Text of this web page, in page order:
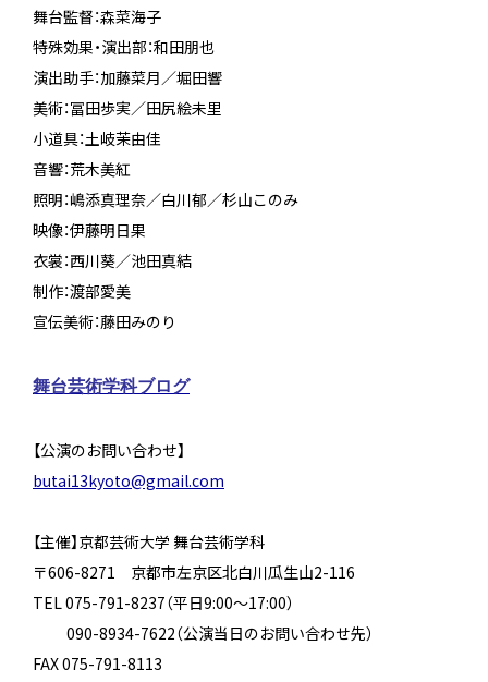
舞台監督：森菜海子
特殊効果・演出部：和田朋也
演出助手：加藤菜月／堀田響
美術：冨田歩実／田尻絵未里
小道具：土岐茉由佳
音響：荒木美紅
照明：嶋添真理奈／白川郁／杉山このみ
映像：伊藤明日果
衣裳：西川葵／池田真結
制作：渡部愛美
宣伝美術：藤田みのり
舞台芸術学科ブログ
【公演のお問い合わせ】
butai13kyoto@gmail.com
【主催】京都芸術大学 舞台芸術学科
〒606-8271 京都市左京区北白川瓜生山2-116
TEL 075-791-8237（平日9:00〜17:00）
090-8934-7622（公演当日のお問い合わせ先）
FAX 075-791-8113